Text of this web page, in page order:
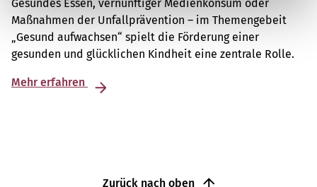
Gesundes Essen, vernünftiger Medienkonsum oder
Maßnahmen der Unfallprävention – im Themengebeit
„Gesund aufwachsen“ spielt die Förderung einer
gesunden und glücklichen Kindheit eine zentrale Rolle.
Mehr erfahren
Zurück nach oben